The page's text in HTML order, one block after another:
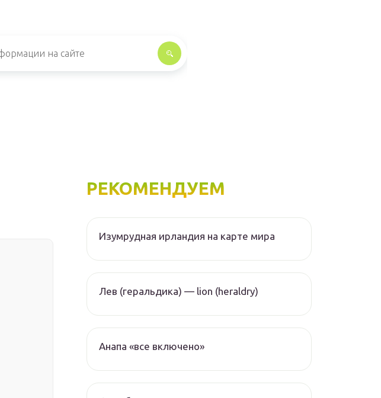
РЕКОМЕНДУЕМ
Изумрудная ирландия на карте мира
Лев (геральдика) — lion (heraldry)
Анапа «все включено»